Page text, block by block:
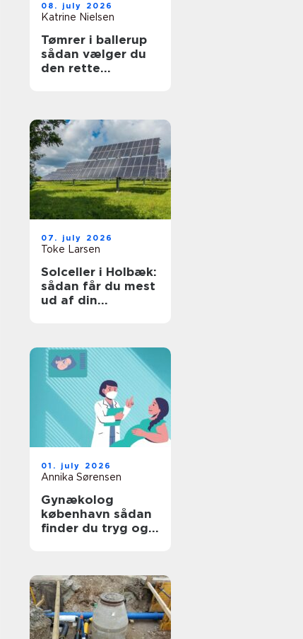
08. july 2026
Katrine Nielsen
Tømrer i ballerup
sådan vælger du
den rette
07. july 2026
Toke Larsen
Solceller i Holbæk:
sådan får du mest
ud af din
01. july 2026
Annika Sørensen
Gynækolog
københavn sådan
finder du tryg og